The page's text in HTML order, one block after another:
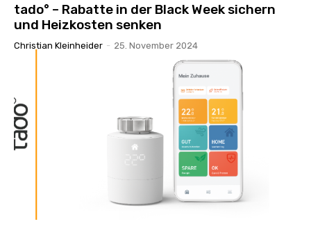
tado° – Rabatte in der Black Week sichern
und Heizkosten senken
Christian Kleinheider - 25. November 2024